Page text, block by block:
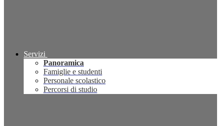
Servizi
Panoramica
Famiglie e studenti
Personale scolastico
Percorsi di studio